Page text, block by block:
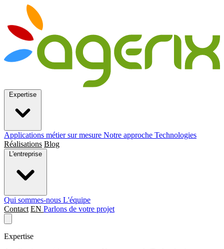
Applications métier sur mesure Notre approche Technologies
Réalisations Blog
Qui sommes-nous L'équipe
Contact EN Parlons de votre projet
Expertise